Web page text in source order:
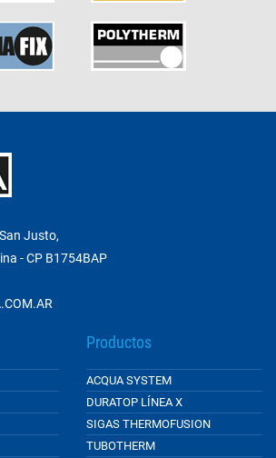
Justo,
- CP B1754BAP
Productos
ACQUA SYSTEM
DURATOP LÍNEA X
SIGAS THERMOFUSION
TUBOTHERM